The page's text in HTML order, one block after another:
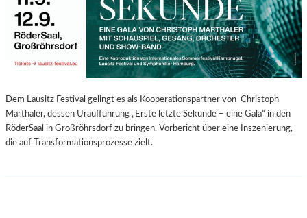
Dem Lausitz Festival gelingt es als Kooperationspartner von Christoph
Marthaler, dessen Uraufführung „Erste letzte Sekunde – eine Gala“ in den
RöderSaal in Großröhrsdorf zu bringen. Vorbericht über eine Inszenierung,
die auf Transformationsprozesse zielt.